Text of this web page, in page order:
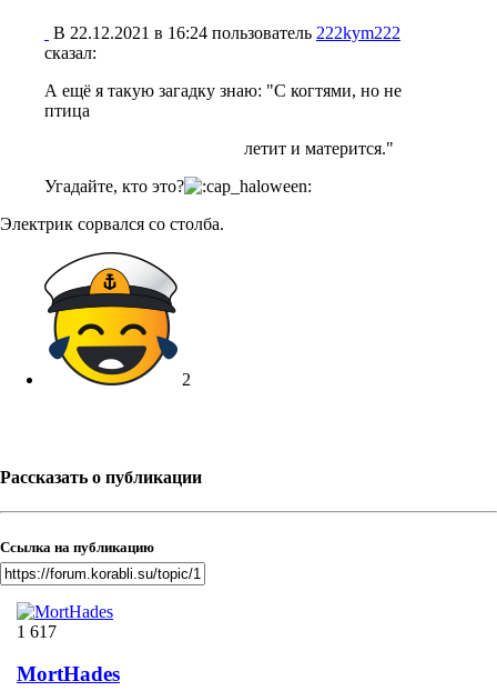
В 22.12.2021 в 16:24 пользователь 222kym222
сказал:
А ещё я такую загадку знаю: "С когтями, но не
птица
летит и матерится."
Угадайте, кто это?
Электрик сорвался со столба.
2
Рассказать о публикации
Ссылка на публикацию
1 617
MortHades